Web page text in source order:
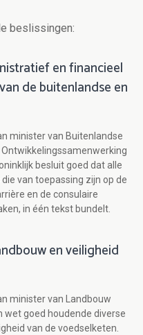
beslissingen:
en financieel
de buitenlandse en
minister van Buitenlandse
besluit goed dat alle
van toepassing zijn op de
en de consulaire
in één tekst bundelt.
en veiligheid
minister van Landbouw
wet goed houdende diverse
van de voedselketen.